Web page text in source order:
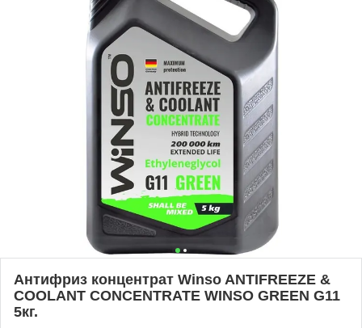
Антифриз концентрат Winso ANTIFREEZE &
COOLANT CONCENTRATE WINSO GREEN G11
5кг.